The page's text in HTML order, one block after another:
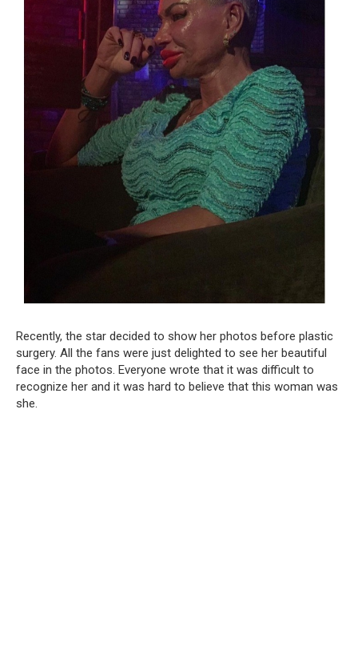
Recently, the star decided to show her photos before plastic
surgery. All the fans were just delighted to see her beautiful
face in the photos. Everyone wrote that it was difficult to
recognize her and it was hard to believe that this woman was
she.